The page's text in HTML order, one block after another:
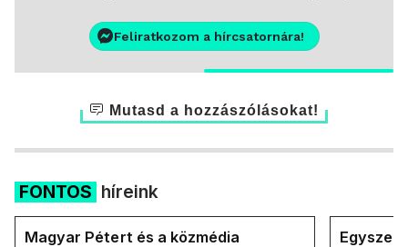
Feliratkozom a hírcsatornára!
Mutasd a hozzászólásokat!
FONTOS híreink
Magyar Pétert és a közmédia